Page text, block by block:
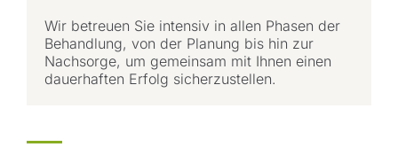
Wir betreuen Sie intensiv in allen Phasen der
Behandlung, von der Planung bis hin zur
Nachsorge, um gemeinsam mit Ihnen einen
dauerhaften Erfolg sicherzustellen.